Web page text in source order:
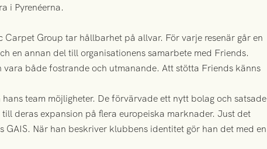
i Pyrenéerna.
Group tar hållbarhet på allvar. För varje resenär går en
en annan del till organisationens samarbete med Friends.
både fostrande och utmanande. Att stötta Friends känns
team möjligheter. De förvärvade ett nytt bolag och satsade
deras expansion på flera europeiska marknader. Just det
När han beskriver klubbens identitet gör han det med en